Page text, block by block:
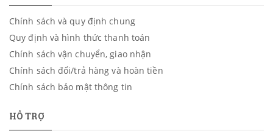
Chính sách và quy định chung
Quy định và hình thức thanh toán
Chính sách vận chuyển, giao nhận
Chính sách đổi/trả hàng và hoàn tiền
Chính sách bảo mật thông tin
HỖ TRỢ